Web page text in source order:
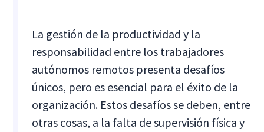
La gestión de la productividad y la
responsabilidad entre los trabajadores
autónomos remotos presenta desafíos
únicos, pero es esencial para el éxito de la
organización. Estos desafíos se deben, entre
otras cosas, a la falta de supervisión física y